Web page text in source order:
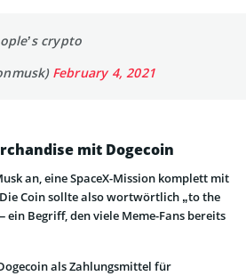
crypto
February 4, 2021
mit Dogecoin
an, eine SpaceX-Mission komplett mit
Coin sollte also wortwörtlich „to the
ein Begriff, den viele Meme-Fans bereits
als Zahlungsmittel für